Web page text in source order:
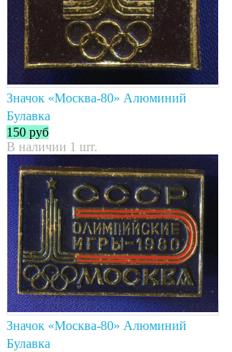
Значок «Москва-80» Алюминий
Булавка
150 руб
В наличии 1 шт.
Значок «Москва-80» Алюминий
Булавка